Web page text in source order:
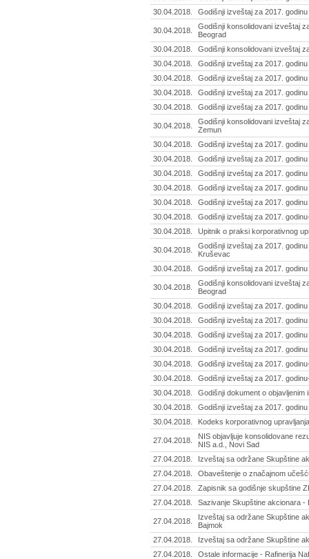
30.04.2018.
Godišnji izveštaj za 2017.
30.04.2018.
Godišnji konsolidovani izveštaj
Beograd
30.04.2018.
Godišnji konsolidovani izveštaj
30.04.2018.
Godišnji izveštaj za 2017.
30.04.2018.
Godišnji izveštaj za 2017.
30.04.2018.
Godišnji izveštaj za 2017.
30.04.2018.
Godišnji izveštaj za 2017.
30.04.2018.
Godišnji konsolidovani izveštaj
Zemun
30.04.2018.
Godišnji izveštaj za 2017.
30.04.2018.
Godišnji izveštaj za 2017.
30.04.2018.
Godišnji izveštaj za 2017.
30.04.2018.
Godišnji izveštaj za 2017.
30.04.2018.
Godišnji izveštaj za 2017.
30.04.2018.
Godišnji izveštaj za 2017.
30.04.2018.
Upitnik o praksi korporativnog
30.04.2018.
Godišnji izveštaj za 2017.
Kruševac
30.04.2018.
Godišnji izveštaj za 2017.
30.04.2018.
Godišnji konsolidovani izveštaj
Beograd
30.04.2018.
Godišnji izveštaj za 2017.
30.04.2018.
Godišnji izveštaj za 2017.
30.04.2018.
Godišnji izveštaj za 2017.
30.04.2018.
Godišnji izveštaj za 2017.
30.04.2018.
Godišnji izveštaj za 2017.
30.04.2018.
Godišnji izveštaj za 2017.
30.04.2018.
Godišnji dokument o
30.04.2018.
Godišnji izveštaj za 2017.
30.04.2018.
Kodeks korporativnog
27.04.2018.
NIS objavljuje konsolidovane
NIS a.d., Novi Sad
27.04.2018.
Izveštaj sa održane Skupštine
27.04.2018.
Obaveštenje o značajnom
27.04.2018.
Zapisnik sa godišnje skupštine
27.04.2018.
Sazivanje Skupštine akcionara -
27.04.2018.
Izveštaj sa održane Skupštine
Bajmok
27.04.2018.
Izveštaj sa održane Skupštine
27.04.2018.
Ostale informacije - Rafinerija